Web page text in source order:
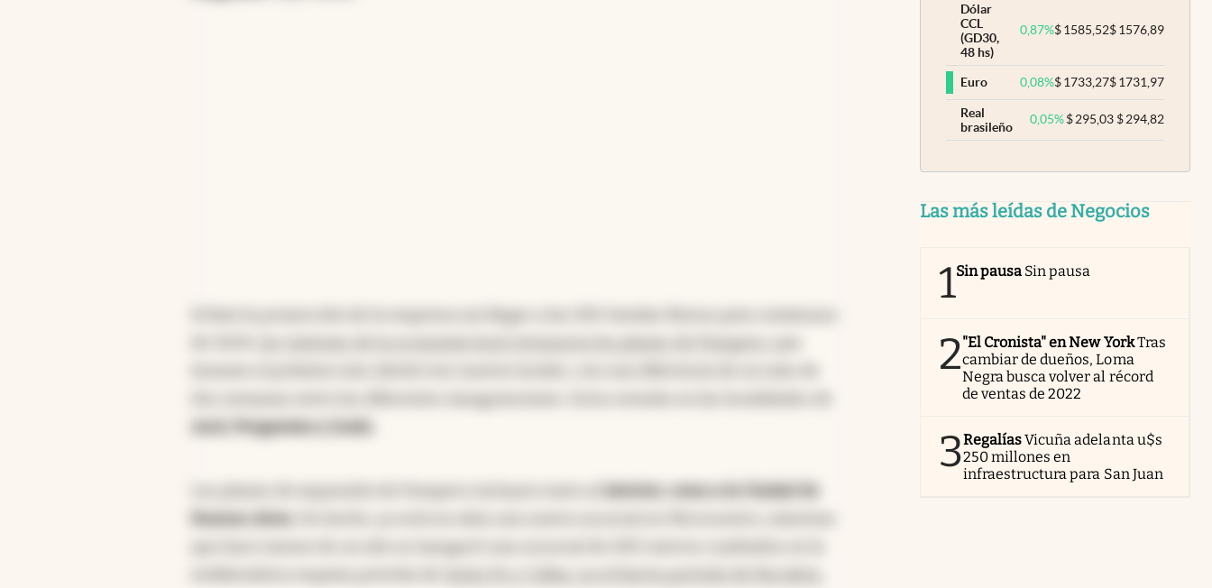
Azul, Pergamino y Junín.
interior, como a la Ciudad de
Buenos Aires.
Dólar
CCL
(GD30,
48 hs)
0,87%$1585,52$1576,89
Euro 0,08%$1733,27$1731,97
Real
brasileño
0,05% $295,03 $294,82
Las más leídas de Negocios
1Sin pausa Sin pausa
2"El Cronista" en New YorkTras
cambiar de dueños, Loma
Negra busca volver al récord
de ventas de 2022
3RegalíasVicuña adelanta u$s
250 millones en
infraestructura para San Juan